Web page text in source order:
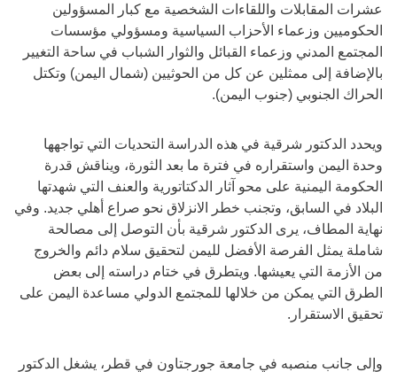
عشرات المقابلات واللقاءات الشخصية مع كبار المسؤولين
الحكوميين وزعماء الأحزاب السياسية ومسؤولي مؤسسات
المجتمع المدني وزعماء القبائل والثوار الشباب في ساحة التغيير
بالإضافة إلى ممثلين عن كل من الحوثيين (شمال اليمن) وتكتل
الحراك الجنوبي (جنوب اليمن).
ويحدد الدكتور شرقية في هذه الدراسة التحديات التي تواجهها
وحدة اليمن واستقراره في فترة ما بعد الثورة، ويناقش قدرة
الحكومة اليمنية على محو آثار الدكتاتورية والعنف التي شهدتها
البلاد في السابق، وتجنب خطر الانزلاق نحو صراع أهلي جديد. وفي
نهاية المطاف، يرى الدكتور شرقية بأن التوصل إلى مصالحة
شاملة يمثل الفرصة الأفضل لليمن لتحقيق سلام دائم والخروج
من الأزمة التي يعيشها. ويتطرق في ختام دراسته إلى بعض
الطرق التي يمكن من خلالها للمجتمع الدولي مساعدة اليمن على
تحقيق الاستقرار.
وإلى جانب منصبه في جامعة جورجتاون في قطر، يشغل الدكتور